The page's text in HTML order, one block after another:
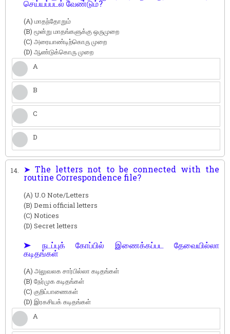
செய்யப்படல் வேண்டும்?
(A) மாதந்தோறும்
(B) மூன்று மாதங்களுக்கு ஒருமுறை
(C) அரையாண்டிற்கொரு முறை
(D) ஆண்டுக்கொரு முறை
A
B
C
D
14. ➤ The letters not to be connected with the
routine Correspondence file?
(A) U.O Note/Letters
(B) Demi official letters
(C) Notices
(D) Secret letters
➤ நடப்புக் கோப்பில் இணைக்கப்பட தேவையில்லா
கடிதங்கள்
(A) அலுவலக சார்பில்லா கடிதங்கள்
(B) நேர்முக கடிதங்கள்
(C) குறிப்பாணைகள்
(D) இரகசியக் கடிதங்கள்
A